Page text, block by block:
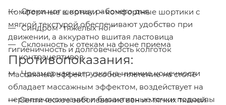
Комфортные шортики – комфортные шортики с
мягкой текстурой обеспечивают удобство при
движении, а аккуратно вшитая ластовица
гигиеничность и долговечность колготок
Массажный эффект - особое плетение на стопе
обладает массажным эффектом, воздействует на
нервные окончания и биоактивные точки подошвы
Отеки ног к концу рабочего дня
Синдром "тяжелых ног"
Склонность к отекам на фоне приема
контрацептивов
Чрезмерная нагрузка на нижние конечности
Противопоказания:
Септическое заболевание вен и мягких тканей